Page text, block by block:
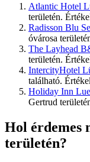
Atlantic Hotel
területén.
Radisson Blu
óvárosa
The Layhead
területén.
IntercityHotel
található.
Holiday Inn
Gertrud
Hol érdemes
területén?